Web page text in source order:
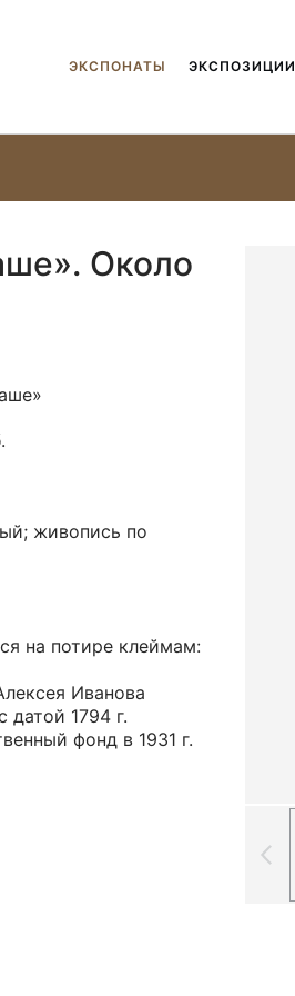
ЭКСПОНАТЫ ЭКСПОЗИЦИИ
Около
живопись по
на потире клеймам:
Иванова
датой 1794 г.
фонд в 1931 г.